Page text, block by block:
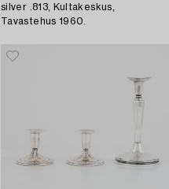
silver .813, Kultakeskus,
Tavastehus 1960.